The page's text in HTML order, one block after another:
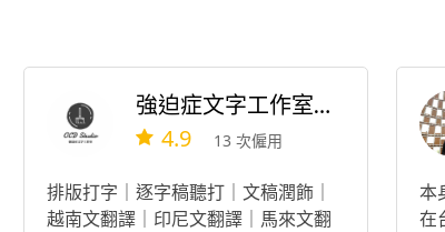
強迫症文字工作室｜OCD Studio
4.9 13 次僱用
排版打字｜逐字稿聽打｜文稿潤飾｜
越南文翻譯｜印尼文翻譯｜馬來文翻
本
在